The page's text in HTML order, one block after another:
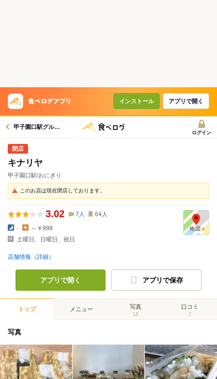
インストール アプリで開く
甲子園口駅グルメへ
ログイン
キナリヤ
甲子園口駅/おにぎり
このお店は現在閉店しております。
3.02 7 人 64人
-
～￥999
土曜日、日曜日、祝日
店舗情報（詳細）
アプリで開く アプリで保存
トップ メニュー 写真
18
口コミ
7
写真